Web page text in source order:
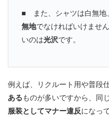
■ また、シャツは白無地
無地でなければいけませ
いのは光沢です。
例えば、リクルート用や普段
ある ものが多いですから、同
服装としてマナー違反になっ